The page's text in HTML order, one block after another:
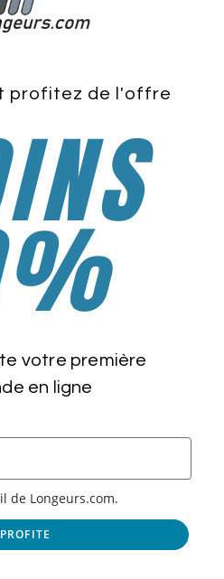
Club de Char à Voile de Pentrez
profitez de l'offre
votre première
en ligne
de Longeurs.com.